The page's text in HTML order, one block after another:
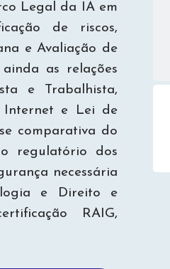
Legal da IA em
de riscos,
e Avaliação de
as relações
e Trabalhista,
Internet e Lei de
comparativa do
regulatório dos
necessária
e Direito e
RAIG,